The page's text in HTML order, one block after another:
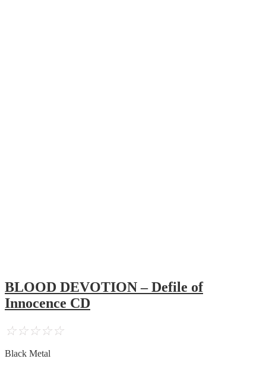
BLOOD DEVOTION – Defile of
Innocence CD
☆☆☆☆☆
Black Metal